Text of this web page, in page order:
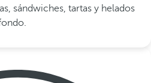
sándwiches, tartas y helados